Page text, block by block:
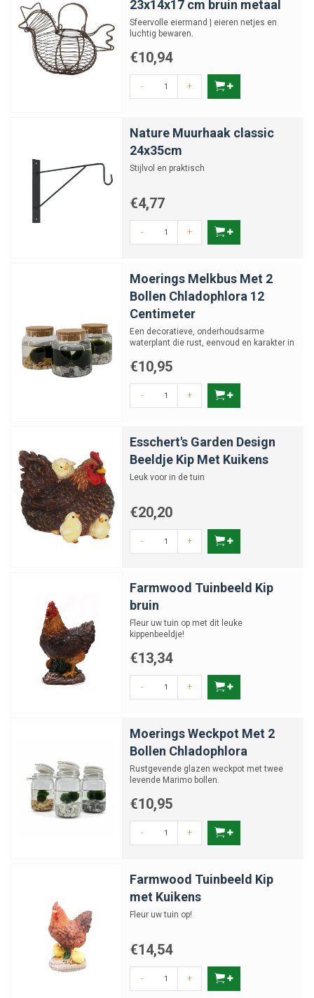
23x14x17 cm bruin metaal
Sfeervolle eiermand | eieren netjes en
luchtig bewaren.
€10,94
- +
Nature Muurhaak classic
24x35cm
Stijlvol en praktisch
€4,77
- +
Moerings Melkbus Met 2
Bollen Chladophlora 12
Centimeter
Een decoratieve, onderhoudsarme
waterplant die rust, eenvoud en karakter in
€10,95
- +
Esschert's Garden Design
Beeldje Kip Met Kuikens
Leuk voor in de tuin
€20,20
- +
Farmwood Tuinbeeld Kip
bruin
Fleur uw tuin op met dit leuke
kippenbeeldje!
€13,34
- +
Moerings Weckpot Met 2
Bollen Chladophlora
Rustgevende glazen weckpot met twee
levende Marimo bollen.
€10,95
- +
Farmwood Tuinbeeld Kip
met Kuikens
Fleur uw tuin op!
€14,54
- +